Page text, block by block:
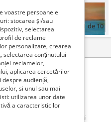
1 de10
Contact
Modificat 1 lună zi în urmă
voastre persoanele
stocarea și/sau
selectarea
de reclame
personalizate, crearea
selectarea conținutului
reclamelor,
aplicarea cercetărilor
audiență,
si unul sau mai
utilizarea unor date
a caracteristicilor